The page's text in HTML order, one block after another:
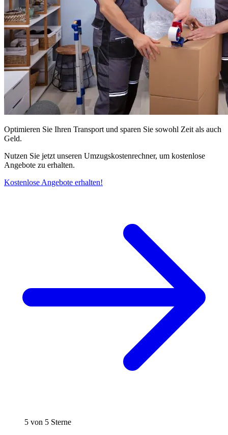
Optimieren Sie Ihren Transport und sparen Sie sowohl Zeit als auch
Geld.
Nutzen Sie jetzt unseren Umzugskostenrechner, um kostenlose
Angebote zu erhalten.
Kostenlose Angebote erhalten!
5 von 5 Sterne